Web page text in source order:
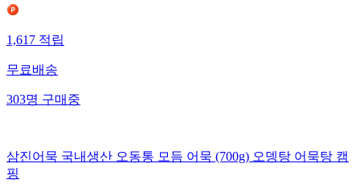
1,617 적립
무료배송
303명 구매중
삼진어묵 국내생산 오동통 모듬 어묵 (700g) 오뎅탕 어묵탕 캠
핑